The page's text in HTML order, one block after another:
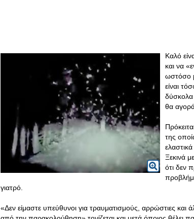
Καλό
και να
ωστόσο
είναι
δύσκολα
θα
της
Ξεκινά
ότι δεν
γιατρό.
«Δεν είμαστε υπεύθυνοι για τραυματισμούς, αρρώστιες και